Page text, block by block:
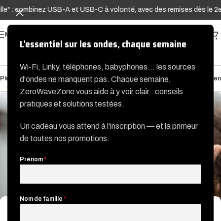
L'essentiel sur les ondes, chaque semaine
Wi-Fi, Linky, téléphones, babyphones… les sources
d'ondes ne manquent pas. Chaque semaine,
ZeroWaveZone vous aide à y voir clair : conseils
pratiques et solutions testées.
Un cadeau vous attend à l'inscription — et la primeur
de toutes nos promotions.
Prénom*
Nom de famille *
USB-A et USB-C à volonté, avec des remises dès le 2e
MENU
Plus récent Plus ancien